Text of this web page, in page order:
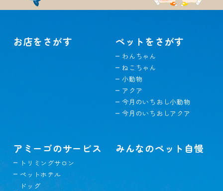
お店をさがす ペットをさがす
わんちゃん
ねこちゃん
小動物
アクア
今月のいちおし小動物
今月のいちおしアクア
アミーゴのサービス
トリミングサロン
ペットホテル
ドッグ
みんなのペット自慢